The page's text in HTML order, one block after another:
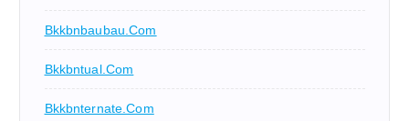
Bkkbnbaubau.com
Bkkbntual.com
Bkkbnternate.com